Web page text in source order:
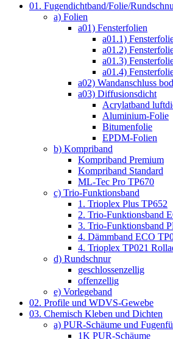
01. Fugendichtband/Folie/
a) Folien
a01) Fensterfolien
a01.1)
a01.2)
a01.3)
a01.4)
a02) Wandanschluss
a03) Diffusionsdicht
Acrylatband
Aluminium-Folie
Bitumenfolie
EPDM-Folien
b) Kompriband
Kompriband Premium
Kompriband Standard
ML-Tec Pro TP670
c) Trio-Funktionsband
1. Trioplex Plus TP652
2. Trio-Funktionsband
3. Trio-Funktionsband
4. Dämmband ECO
4. Trioplex TP021
d) Rundschnur
geschlossenzellig
offenzellig
e) Vorlegeband
02. Profile und WDVS-Gewebe
03. Chemisch Kleben und Dichten
a) PUR-Schäume und
1K PUR-Schäume